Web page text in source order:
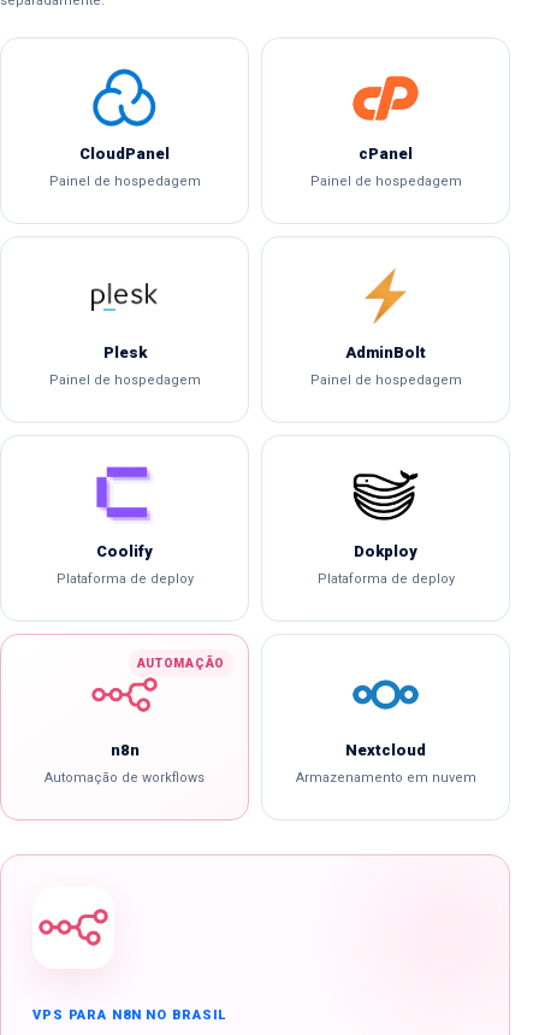
CloudPanel
Painel de hospedagem
cPanel
Painel de hospedagem
Plesk
Painel de hospedagem
AdminBolt
Painel de hospedagem
Coolify
Plataforma de deploy
Dokploy
Plataforma de deploy
n8n
Automação de workflows
Nextcloud
Armazenamento em nuvem
VPS PARA N8N NO BRASIL